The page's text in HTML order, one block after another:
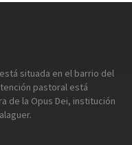
situada en el barrio del
pastoral está
de la Opus Dei, institución